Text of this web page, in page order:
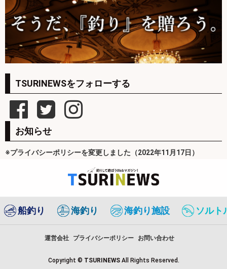
TSURINEWSをフォローする
お知らせ
※プライバシーポリシーを変更しました（2022年11月17日）
船釣り 海釣り 海釣り施設 ソルト
運営会社 プライバシーポリシー お問い合わせ
Copyright © TSURINEWS All Rights Reserved.